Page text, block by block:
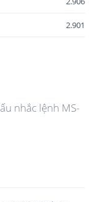
2.901
nhắc lệnh MS-